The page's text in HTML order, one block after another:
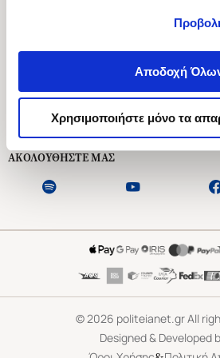
Αποδοχή
Χρησιμοποιήστε μόνο τα
Ασκληπιού 1-3, Αθήνα
Δευτέρα - Παρασκευή
Εξυπηρέτηση Πελατών
ΑΚΟΛΟΥΘΗΣΤΕ ΜΑΣ
©2026 politeianet.gr All
Designed & Developed